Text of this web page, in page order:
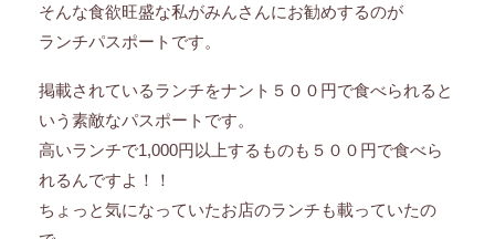
そんな食欲旺盛な私がみんさんにお勧めするのが
ランチパスポートです。
掲載されているランチをナント５００円で食べられると
いう素敵なパスポートです。
高いランチで1,000円以上するものも５００円で食べら
れるんですよ！！
ちょっと気になっていたお店のランチも載っていたの